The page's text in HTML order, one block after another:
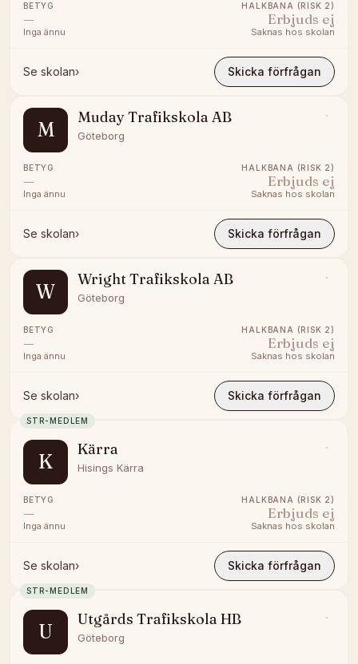
BETYG
—
Inga ännu
HALKBANA (RISK 2)
Erbjuds ej
Saknas hos skolan
Se skolan› Skicka förfrågan
M
Muday Trafikskola AB
Göteborg
BETYG
—
Inga ännu
HALKBANA (RISK 2)
Erbjuds ej
Saknas hos skolan
Se skolan› Skicka förfrågan
W
Wright Trafikskola AB
Göteborg
BETYG
—
Inga ännu
HALKBANA (RISK 2)
Erbjuds ej
Saknas hos skolan
Se skolan› Skicka förfrågan
STR-MEDLEM
K
Kärra
Hisings Kärra
BETYG
—
Inga ännu
HALKBANA (RISK 2)
Erbjuds ej
Saknas hos skolan
Se skolan› Skicka förfrågan
STR-MEDLEM
U
Utgårds Trafikskola HB
Göteborg